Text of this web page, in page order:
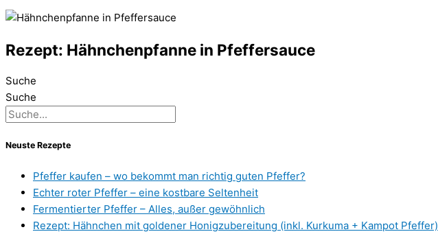
Rezept: Hähnchenpfanne in Pfeffersauce
Suche
Suche
Neuste Rezepte
Pfeffer kaufen – wo bekommt man richtig guten Pfeffer?
Echter roter Pfeffer – eine kostbare Seltenheit
Fermentierter Pfeffer – Alles, außer gewöhnlich
Rezept: Hähnchen mit goldener Honigzubereitung (inkl. Kurkuma + Kampot Pfeffer)